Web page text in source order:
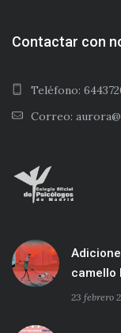
Contactar con
Teléfono:
Correo:
camello
23 febrero